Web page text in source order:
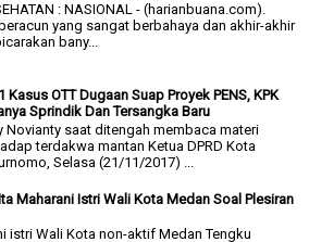
: NASIONAL - (harianbuana.com).
yang sangat berbahaya dan akhir-akhir
bany...
Kasus OTT Dugaan Suap Proyek PENS, KPK
Sprindik Dan Tersangka Baru
Novianty saat ditengah membaca materi
terdakwa mantan Ketua DPRD Kota
Selasa (21/11/2017) ...
Maharani Istri Wali Kota Medan Soal Plesiran
istri Wali Kota non-aktif Medan Tengku